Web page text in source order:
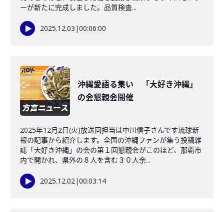
ーが新たに完成しました。品質検査...
2025.12.03 |00:06:00
沖縄愛語る集い 「大好き沖縄」
の会懇親会開催
2025年12月2日(火)放送回担当は中川信子さんです琉球新
報の記事から紹介します。全国の沖縄ファンが集う投稿雑
誌「大好き沖縄」の会の第１回懇親会がこのほど、那覇市
内で開かれ、県外の８人を含む３０人余...
2025.12.02|00:03:14